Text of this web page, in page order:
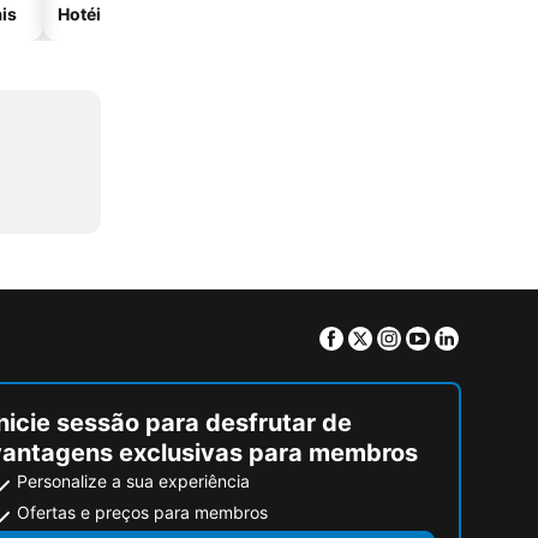
Hotéis com spa
Facebook
TwitterInstagram
Youtube
sessão para desfrutar de
exclusivas para membros
Personalize a sua experiência
Ofertas e preços para membros